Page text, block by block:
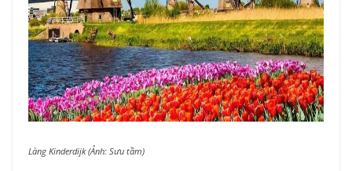
Làng Kinderdijk (Ảnh: Sưu tầm)